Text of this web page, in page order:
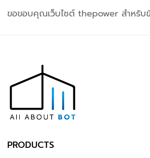
ขอขอบคุณเว็บไซต์ thepower สำหรับ
PRODUCTS